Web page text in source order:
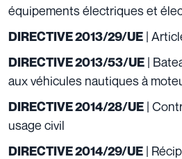
équipements électriques et
DIRECTIVE 2013/29/UE |
DIRECTIVE 2013/53/UE |
aux véhicules nautiques à
DIRECTIVE 2014/28/UE |
usage civil
DIRECTIVE 2014/29/UE |